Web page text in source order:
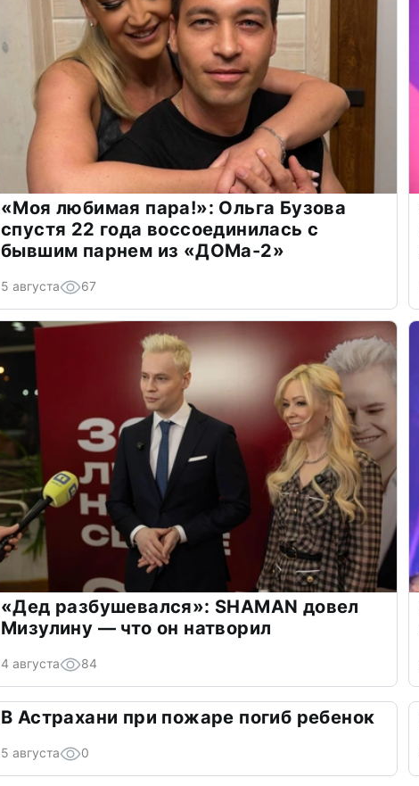
«Моя любимая пара!»: Ольга Бузова
спустя 22 года воссоединилась с
бывшим парнем из «ДОМа-2»
5 августа 67
«Дед разбушевался»: SHAMAN довел
Мизулину — что он натворил
4 августа 84
В Астрахани при пожаре погиб ребенок
5 августа 0